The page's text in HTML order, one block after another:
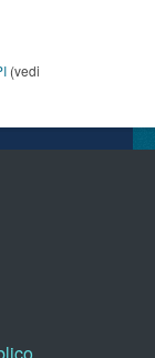
(vedi